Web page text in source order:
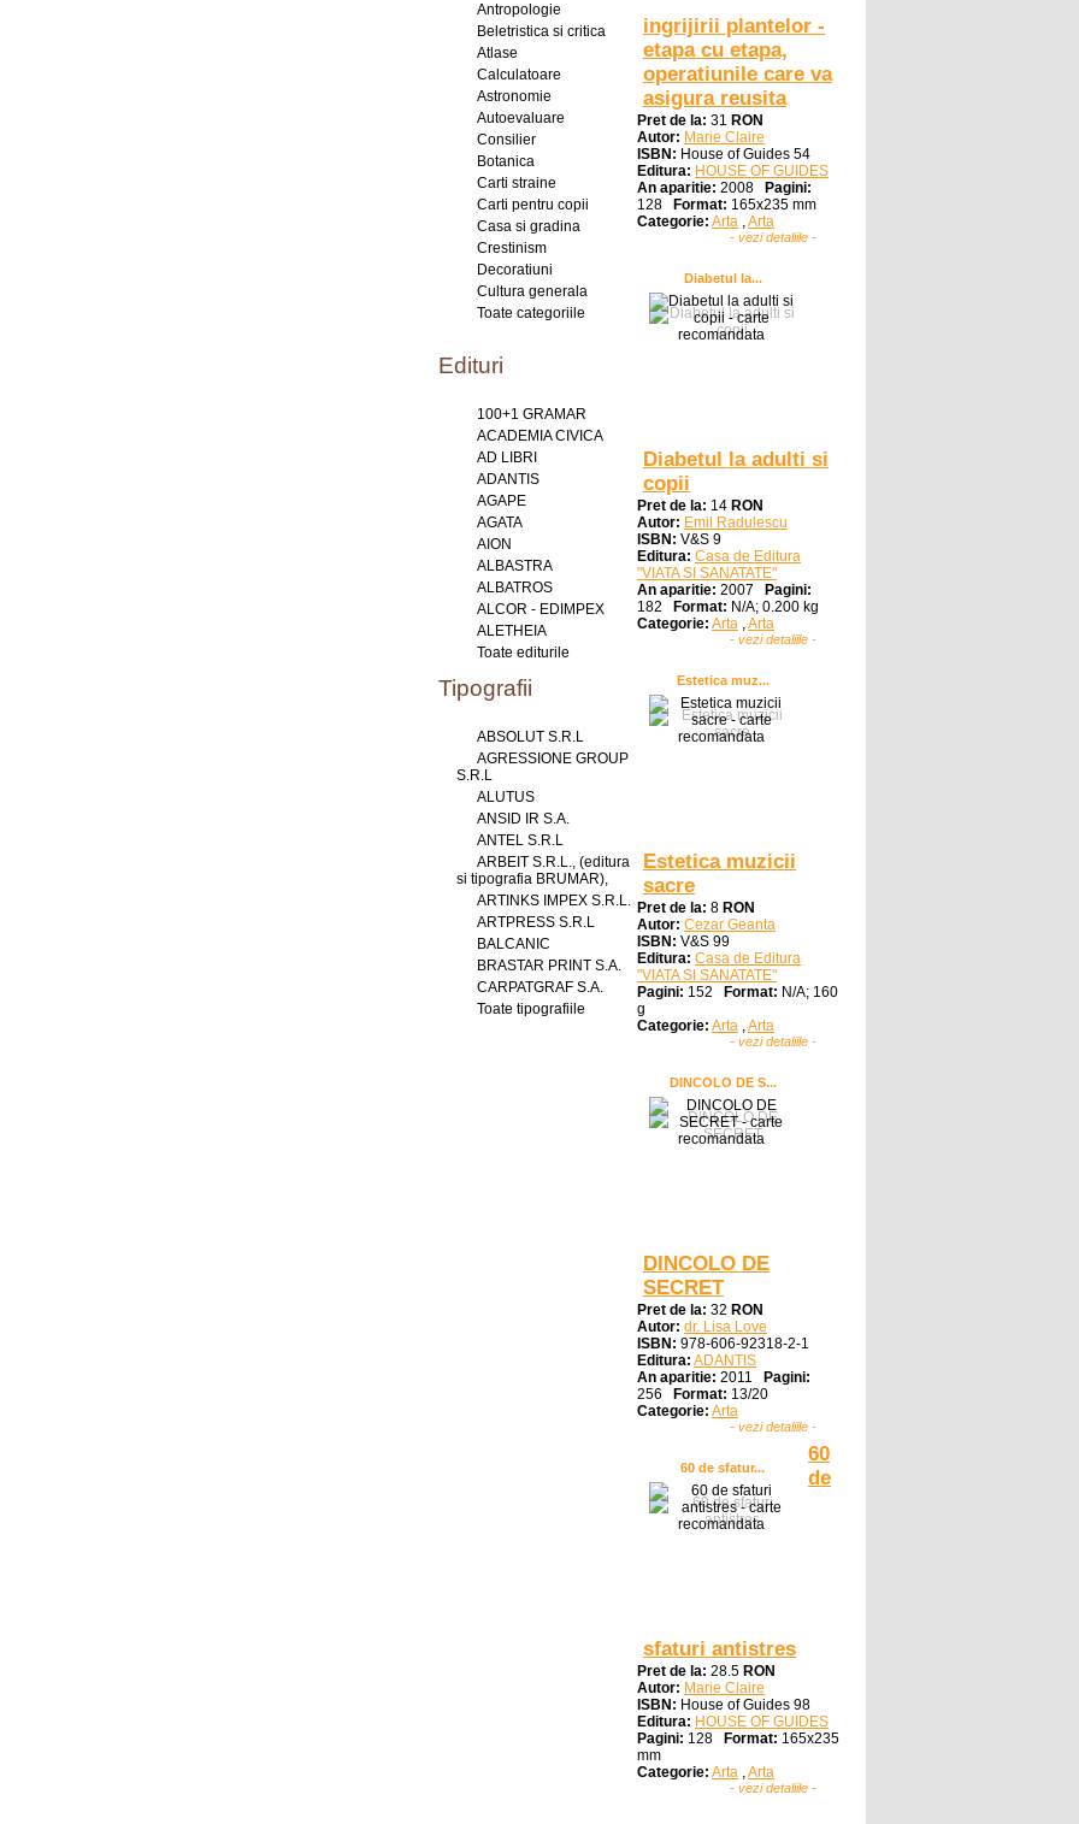
Antropologie
Beletristica si critica
Atlase
Calculatoare
Astronomie
Autoevaluare
Consilier
Botanica
Carti straine
Carti pentru copii
Casa si gradina
Crestinism
Decoratiuni
Cultura generala
Toate categoriile
Edituri
100+1 GRAMAR
ACADEMIA CIVICA
AD LIBRI
ADANTIS
AGAPE
AGATA
AION
ALBASTRA
ALBATROS
ALCOR - EDIMPEX
ALETHEIA
Toate editurile
Tipografii
ABSOLUT S.R.L
AGRESSIONE GROUP
S.R.L
ALUTUS
ANSID IR S.A.
ANTEL S.R.L
ARBEIT S.R.L., (editura
si tipografia BRUMAR),
ARTINKS IMPEX S.R.L.
ARTPRESS S.R.L
BALCANIC
BRASTAR PRINT S.A.
CARPATGRAF S.A.
Toate tipografiile
ingrijirii plantelor -
etapa cu etapa,
operatiunile care va
asigura reusita
Pret de la: 31 RON
Autor: Marie Claire
ISBN: House of Guides 54
Editura: HOUSE OF GUIDES
An aparitie: 2008
Pagini:
128
Format: 165x235 mm
Categorie: Arta ,Arta
- vezi detaliile -
Diabetul la...
Diabetul la adulti si
copii
Pret de la: 14 RON
Autor: Emil Radulescu
ISBN: V&S 9
Editura: Casa de Editura
"VIATA SI SANATATE"
An aparitie: 2007
Pagini:
182
Format: N/A; 0.200 kg
Categorie: Arta ,Arta
- vezi detaliile -
Estetica muz...
Estetica muzicii
sacre
Pret de la: 8 RON
Autor: Cezar Geanta
ISBN: V&S 99
Editura: Casa de Editura
"VIATA SI SANATATE"
Pagini: 152 Format: N/A; 160
g
Categorie: Arta ,Arta
- vezi detaliile -
DINCOLO DE S...
DINCOLO DE
SECRET
Pret de la: 32 RON
Autor: dr. Lisa Love
ISBN: 978-606-92318-2-1
Editura: ADANTIS
An aparitie: 2011
Pagini:
256
Format: 13/20
Categorie: Arta
- vezi detaliile -
60 de sfatur...
60
de
sfaturi antistres
Pret de la: 28.5 RON
Autor: Marie Claire
ISBN: House of Guides 98
Editura: HOUSE OF GUIDES
Pagini: 128 Format: 165x235
mm
Categorie: Arta ,Arta
- vezi detaliile -